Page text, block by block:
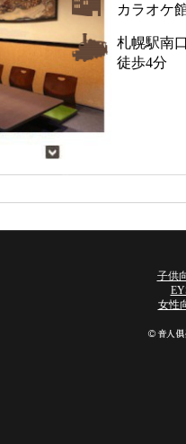
カラオケ
札幌駅南
徒歩4分
子供
女性